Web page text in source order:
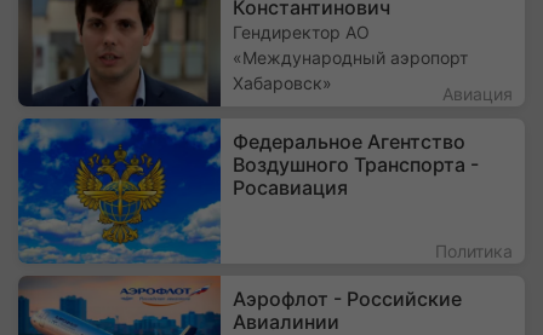
Константинович
Гендиректор АО
«Международный аэропорт
Хабаровск»
Авиация
Федеральное Агентство
Воздушного Транспорта -
Росавиация
Политика
Аэрофлот - Российские
Авиалинии